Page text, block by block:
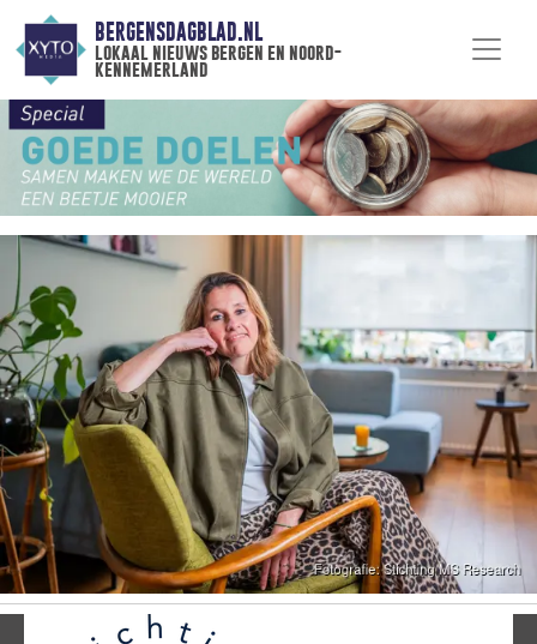
BERGENSDAGBLAD.NL
lokaal nieuws bergen en noord-
kennemerland